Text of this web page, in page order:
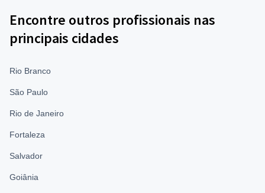
Encontre outros profissionais nas
principais cidades
Rio Branco
São Paulo
Rio de Janeiro
Fortaleza
Salvador
Goiânia